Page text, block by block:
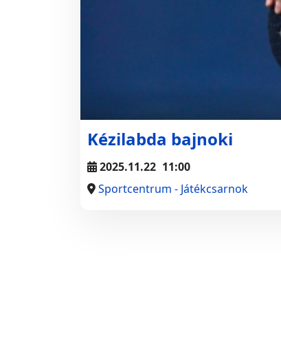
Kézilabda bajnoki
2025.11.22 11:00
Sportcentrum - Játékcsarnok